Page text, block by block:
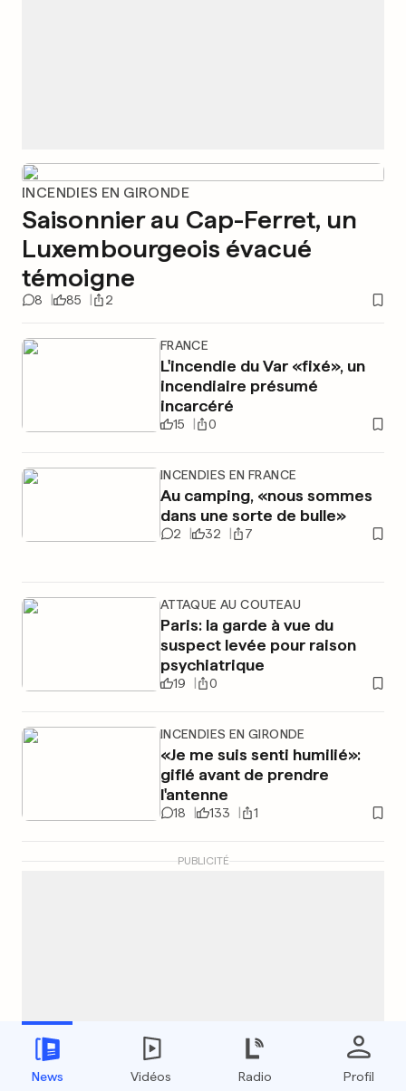
INCENDIES EN GIRONDE
Saisonnier au Cap-Ferret, un
Luxembourgeois évacué
témoigne
8 85 2
FRANCE
L'incendie du Var «fixé», un
incendiaire présumé
incarcéré
15 0
INCENDIES EN FRANCE
Au camping, «nous sommes
dans une sorte de bulle»
2 32 7
ATTAQUE AU COUTEAU
Paris: la garde à vue du
suspect levée pour raison
psychiatrique
19 0
INCENDIES EN GIRONDE
«Je me suis senti humilié»:
giflé avant de prendre
l'antenne
18 133 1
PUBLICITÉ
News Vidéos Radio Profil